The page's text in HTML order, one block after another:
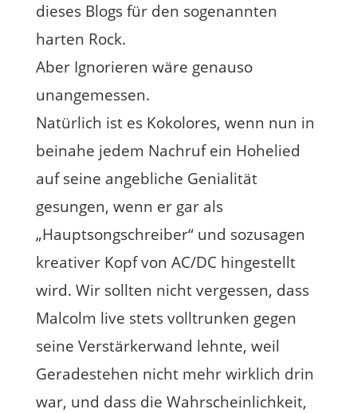
dieses Blogs für den sogenannten
harten Rock.
Aber Ignorieren wäre genauso
unangemessen.
Natürlich ist es Kokolores, wenn nun in
beinahe jedem Nachruf ein Hohelied
auf seine angebliche Genialität
gesungen, wenn er gar als
„Hauptsongschreiber“ und sozusagen
kreativer Kopf von AC/DC hingestellt
wird. Wir sollten nicht vergessen, dass
Malcolm live stets volltrunken gegen
seine Verstärkerwand lehnte, weil
Geradestehen nicht mehr wirklich drin
war, und dass die Wahrscheinlichkeit,